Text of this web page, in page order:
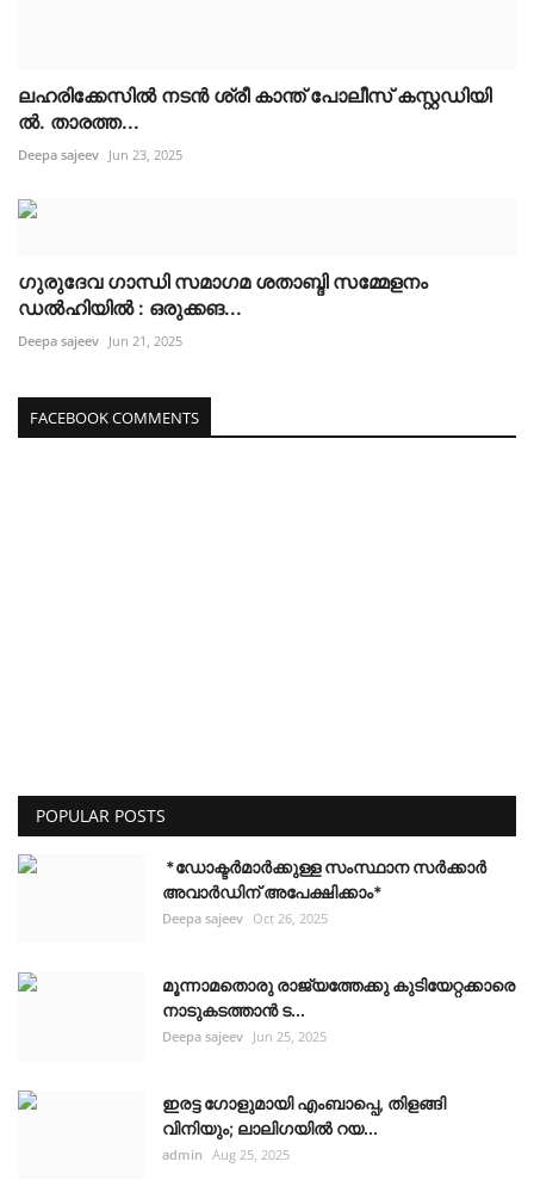
ലഹരിക്കേസിൽ നടൻ ശ്രീ കാന്ത് പോലീസ് കസ്റ്റഡിയി
ൽ. താരത്ത...
Deepa sajeev Jun 23, 2025
ഗുരുദേവ ഗാന്ധി സമാഗമ ശതാബ്ദി സമ്മേളനം
ഡൽഹിയിൽ : ഒരുക്കങ...
Deepa sajeev Jun 21, 2025
FACEBOOK COMMENTS
POPULAR POSTS
*ഡോക്ടർമാർക്കുള്ള സംസ്ഥാന സർക്കാർ
അവാർഡിന് അപേക്ഷിക്കാം*
Deepa sajeev Oct 26, 2025
മൂന്നാമതൊരു രാജ്യത്തേക്കു കുടിയേറ്റക്കാരെ
നാടുകടത്താൻ ട...
Deepa sajeev Jun 25, 2025
ഇരട്ട ഗോളുമായി എംബാപ്പെ, തിളങ്ങി
വിനിയും; ലാലിഗയില്‍ റയ...
admin Aug 25, 2025